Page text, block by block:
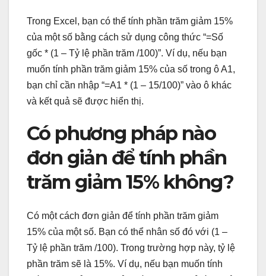
Trong Excel, bạn có thể tính phần trăm giảm 15%
của một số bằng cách sử dụng công thức “=Số
gốc * (1 – Tỷ lệ phần trăm /100)”. Ví dụ, nếu bạn
muốn tính phần trăm giảm 15% của số trong ô A1,
bạn chỉ cần nhập “=A1 * (1 – 15/100)” vào ô khác
và kết quả sẽ được hiển thị.
Có phương pháp nào
đơn giản để tính phần
trăm giảm 15% không?
Có một cách đơn giản để tính phần trăm giảm
15% của một số. Bạn có thể nhân số đó với (1 –
Tỷ lệ phần trăm /100). Trong trường hợp này, tỷ lệ
phần trăm sẽ là 15%. Ví dụ, nếu bạn muốn tính